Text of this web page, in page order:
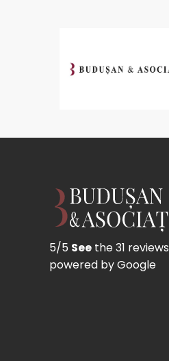
5/5 See the 31 reviews
powered by Google